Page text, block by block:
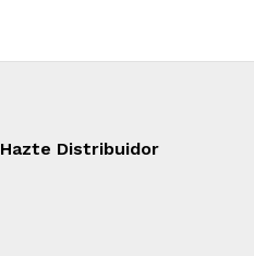
Hazte Distribuidor